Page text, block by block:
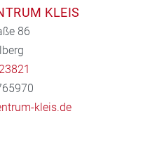
KLEIS
86
kleis.de